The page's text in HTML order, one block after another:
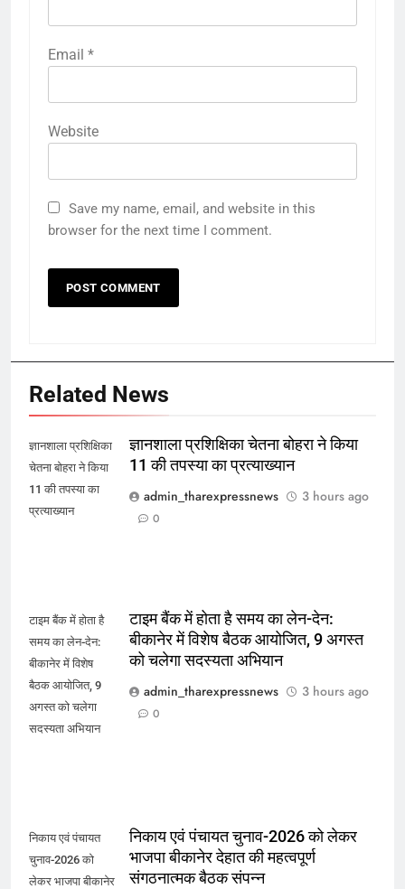
Email *
Website
Save my name, email, and website in this
browser for the next time I comment.
Related News
ज्ञानशाला प्रशिक्षिका
चेतना बोहरा ने किया
11 की तपस्या का
प्रत्याख्यान
ज्ञानशाला प्रशिक्षिका चेतना बोहरा ने किया
11 की तपस्या का प्रत्याख्यान
admin_tharexpressnews
3 hours ago
0
टाइम बैंक में होता है
समय का लेन-देन:
बीकानेर में विशेष
बैठक आयोजित, 9
अगस्त को चलेगा
सदस्यता अभियान
टाइम बैंक में होता है समय का लेन-देन:
बीकानेर में विशेष बैठक आयोजित, 9 अगस्त
को चलेगा सदस्यता अभियान
admin_tharexpressnews
3 hours ago
0
निकाय एवं पंचायत
चुनाव-2026 को
लेकर भाजपा बीकानेर
निकाय एवं पंचायत चुनाव-2026 को लेकर
भाजपा बीकानेर देहात की महत्वपूर्ण
संगठनात्मक बैठक संपन्न